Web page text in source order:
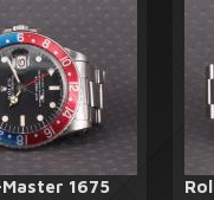
1675